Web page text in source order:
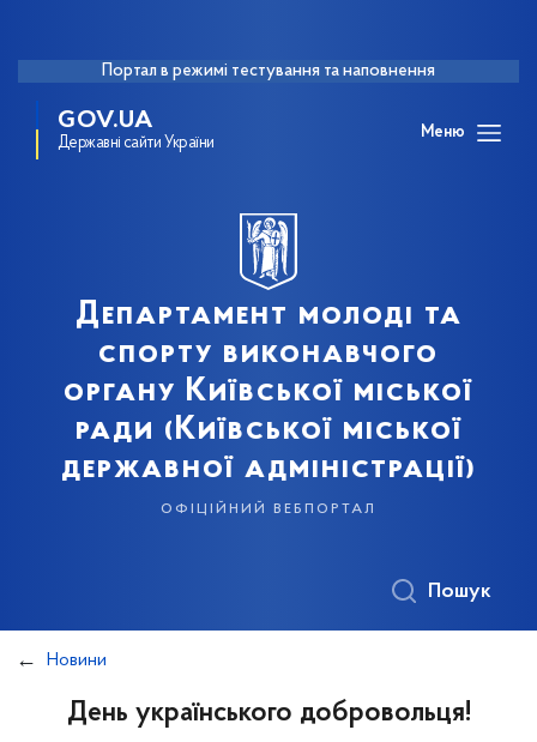
Портал в режимі тестування та наповнення
GOV.UA
Державні сайти України
Меню
Департамент молоді та
спорту виконавчого
органу Київської міської
ради (Київської міської
державної адміністрації)
офіційний вебпортал
Пошук
Новини
День українського добровольця!